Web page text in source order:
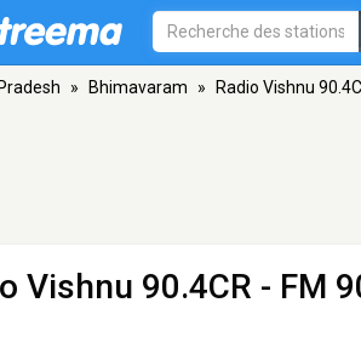
» Bhimavaram » Radio Vishnu
Vishnu 90.4CR - FM